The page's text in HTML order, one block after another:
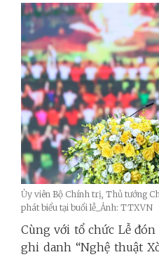
Ủy viên Bộ Chính trị, Thủ tướng
phát biểu tại buổi lễ_Ảnh: TTXVN
Cùng với tổ chức Lễ đón
ghi danh “Nghệ thuật